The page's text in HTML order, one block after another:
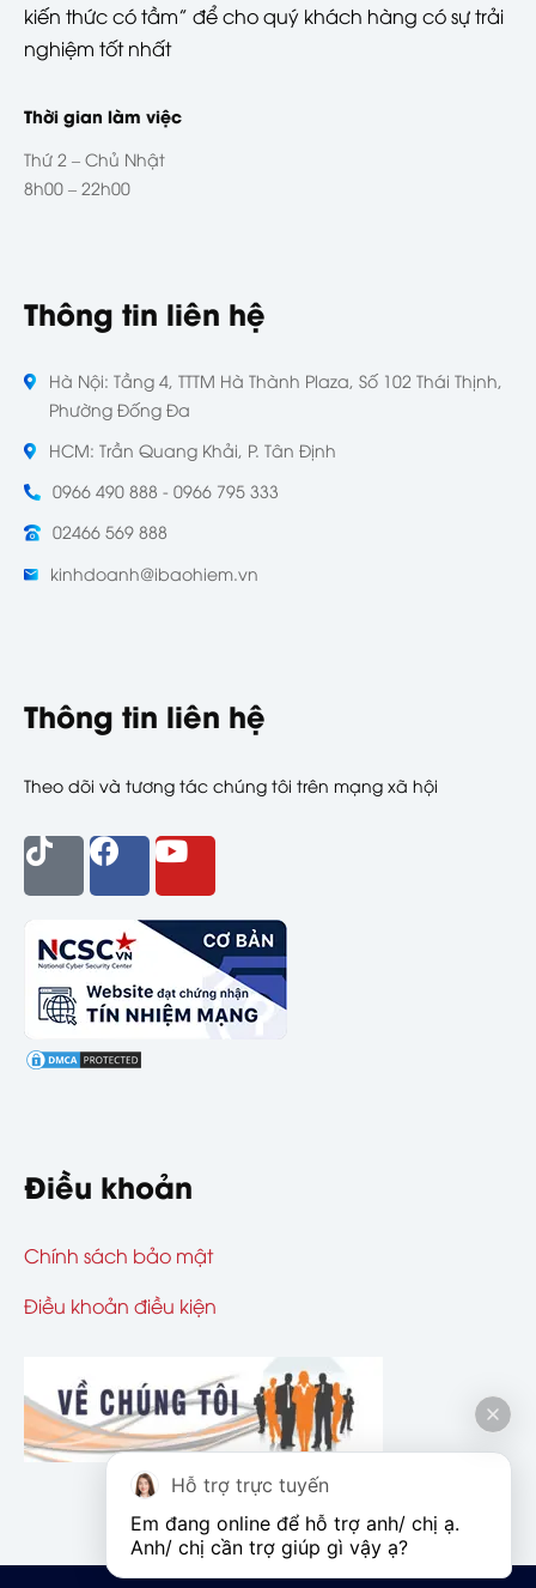
kiến thức có tầm” để cho quý khách hàng có sự trải
nghiệm tốt nhất
Thời gian làm việc
Thứ 2 – Chủ Nhật
8h00 – 22h00
Thông tin liên hệ
Hà Nội: Tầng 4, TTTM Hà Thành Plaza, Số 102 Thái Thịnh,
Phường Đống Đa
HCM: Trần Quang Khải, P. Tân Định
0966 490 888 - 0966 795 333
02466 569 888
kinhdoanh@ibaohiem.vn
Thông tin liên hệ
Theo dõi và tương tác chúng tôi trên mạng xã hội
Điều khoản
Chính sách bảo mật
Điều khoản điều kiện
Hỗ trợ trực tuyến
Em đang online để hỗ trợ anh/ chị ạ.
Anh/ chị cần trợ giúp gì vậy ạ?